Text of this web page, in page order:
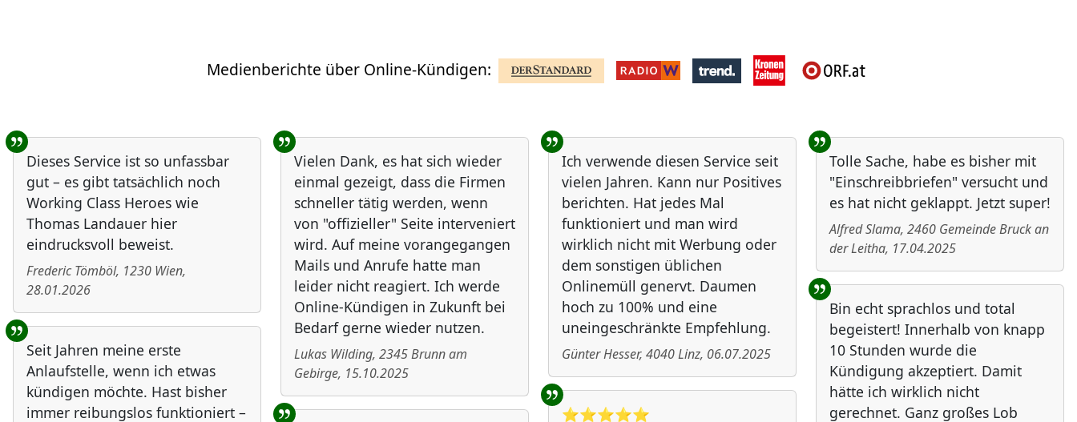
Medienberichte über Online-Kündigen:
Benutzer-Rückmeldungen
Dieses Service ist so unfassbar
gut – es gibt tatsächlich noch
Working Class Heroes wie
Thomas Landauer hier
eindrucksvoll beweist.
Frederic Tömböl, 1230 Wien,
28.01.2026
Vielen Dank, es hat sich wieder
einmal gezeigt, dass die Firmen
schneller tätig werden, wenn
von "offizieller" Seite interveniert
wird. Auf meine vorangegangen
Mails und Anrufe hatte man
leider nicht reagiert. Ich werde
Online-Kündigen in Zukunft bei
Bedarf gerne wieder nutzen.
Lukas Wilding, 2345Brunn am
Gebirge, 15.10.2025
Ich verwende diesen Service seit
vielen Jahren. Kann nur Positives
berichten. Hat jedes Mal
funktioniert und man wird
wirklich nicht mit Werbung oder
dem sonstigen üblichen
Onlinemüll genervt. Daumen
hoch zu 100% und eine
uneingeschränkte Empfehlung.
Günter Hesser, 4040Linz, 06.07.2025
Tolle Sache, habe es bisher mit
"Einschreibbriefen" versucht und
es hat nicht geklappt. Jetzt super!
Alfred Slama, 2460 Gemeinde Bruck an
der Leitha, 17.04.2025
Bin echt sprachlos und total
begeistert! Innerhalb von knapp
10 Stunden wurde die
Kündigung akzeptiert. Damit
hätte ich wirklich nicht
gerechnet. Ganz großes Lob
Seit Jahren meine erste
Anlaufstelle, wenn ich etwas
kündigen möchte. Hast bisher
immer reibungslos funktioniert –
⭐️⭐️⭐️⭐️⭐️